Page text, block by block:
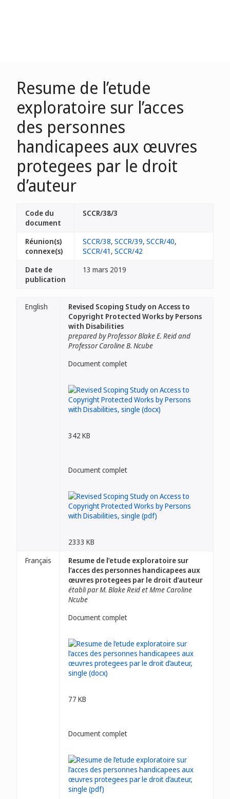
Resume de l’etude
exploratoire sur l’acces
des personnes
handicapees aux œuvres
protegees par le droit
d’auteur
Code du
document
SCCR/38/3
Réunion(s)
connexe(s)
SCCR/38, SCCR/39, SCCR/40,
SCCR/41 , SCCR/42
Date de
publication
13 mars 2019
English
Revised Scoping Study on Access to
Copyright Protected Works by Persons
with Disabilities
prepared by Professor Blake E. Reid and
Professor Caroline B. Ncube
Document complet
342 KB
Document complet
2333 KB
Français
Resume de l’etude exploratoire sur
l’acces des personnes handicapees aux
œuvres protegees par le droit d’auteur
établi par M. Blake Reid et Mme Caroline
Ncube
Document complet
77 KB
Document complet